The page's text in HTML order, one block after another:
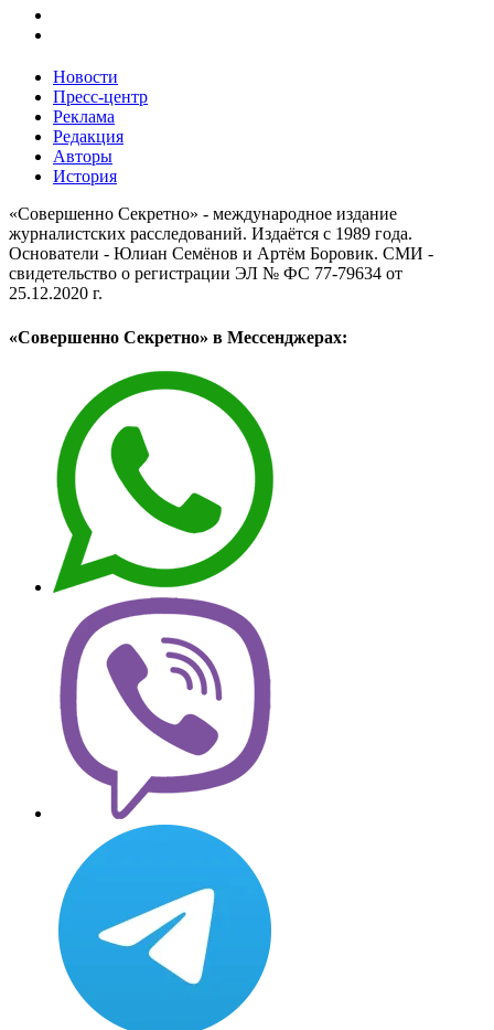
Новости
Пресс-центр
Реклама
Редакция
Авторы
История
«Совершенно Секретно» - международное издание
журналистских расследований. Издаётся с 1989 года.
Основатели - Юлиан Семёнов и Артём Боровик. CМИ -
свидетельство о регистрации ЭЛ № ФС 77-79634 от
25.12.2020 г.
«Совершенно Секретно» в Мессенджерах: